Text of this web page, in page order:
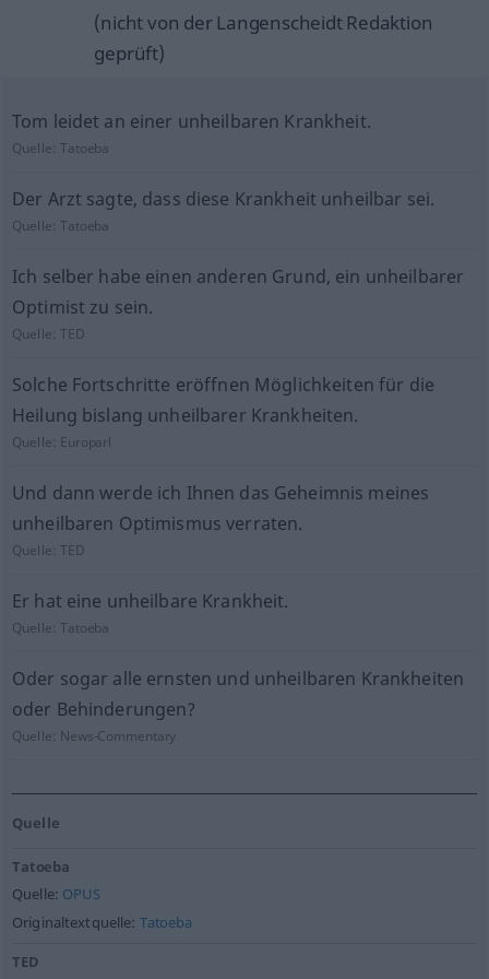
(nicht von der Langenscheidt Redaktion
geprüft)
Tom leidet an einer unheilbaren Krankheit.
Quelle:Tatoeba
Der Arzt sagte, dass diese Krankheit unheilbar sei.
Quelle:Tatoeba
Ich selber habe einen anderen Grund, ein unheilbarer
Optimist zu sein.
Quelle:TED
Solche Fortschritte eröffnen Möglichkeiten für die
Heilung bislang unheilbarer Krankheiten.
Quelle: Europarl
Und dann werde ich Ihnen das Geheimnis meines
unheilbaren Optimismus verraten.
Quelle:TED
Er hat eine unheilbare Krankheit.
Quelle:Tatoeba
Oder sogar alle ernsten und unheilbaren Krankheiten
oder Behinderungen?
Quelle: News-Commentary
Quelle
Tatoeba
Quelle: OPUS
Originaltextquelle: Tatoeba
TED